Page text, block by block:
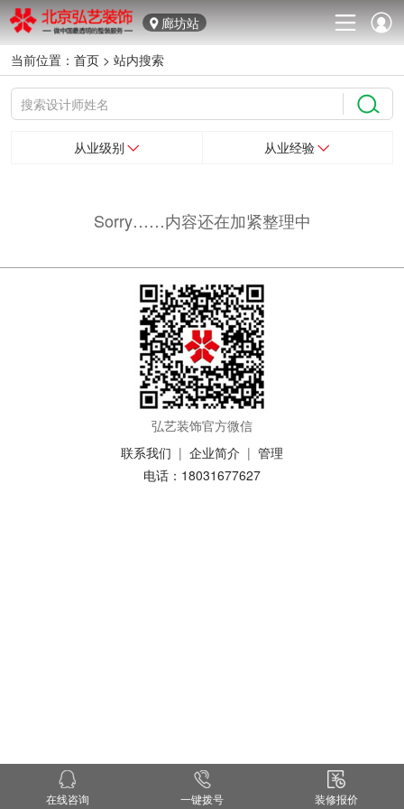
廊坊站
当前位置：首页 >站内搜索
从业级别 从业经验
Sorry……内容还在加紧整理中
弘艺装饰官方微信
联系我们 | 企业简介 | 管理
电话：18031677627
在线咨询 一键拨号 装修报价